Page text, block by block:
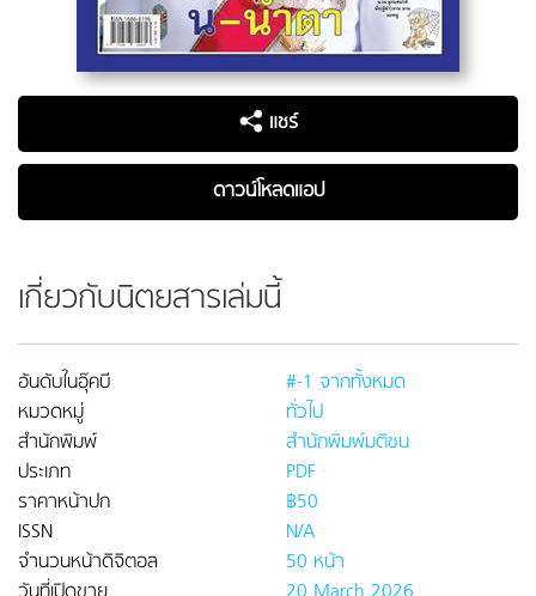
แชร์
ดาวน์โหลดแอป
เกี่ยวกับนิตยสารเล่มนี้
อันดับในอุ๊คบี
#-1 จากทั้งหมด
หมวดหมู่
ทั่วไป
สำนักพิมพ์
สำนักพิมพ์มติชน
ประเภท
PDF
ราคาหน้าปก
฿50
ISSN
N/A
จำนวนหน้าดิจิตอล
50 หน้า